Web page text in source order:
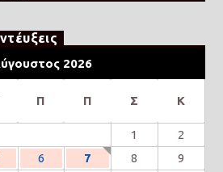
2026
Π Π Σ Κ
1
2
6 7 8
9